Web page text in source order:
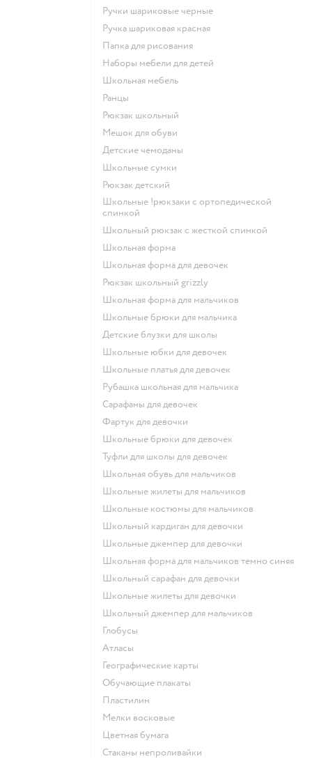
Ручки шариковые черные
Ручка шариковая красная
Папка для рисования
Наборы мебели для детей
Школьная мебель
Ранцы
Рюкзак школьный
Мешок для обуви
Детские чемоданы
Школьные сумки
Рюкзак детский
Школьные !рюкзаки с ортопедической
спинкой
Школьный рюкзак с жесткой спинкой
Школьная форма
Школьная форма для девочек
Рюкзак школьный grizzly
Школьная форма для мальчиков
Школьные брюки для мальчика
Детские блузки для школы
Школьные юбки для девочек
Школьные платья для девочек
Рубашка школьная для мальчика
Сарафаны для девочек
Фартук для девочки
Школьные брюки для девочек
Туфли для школы для девочек
Школьная обувь для мальчиков
Школьные жилеты для мальчиков
Школьные костюмы для мальчиков
Школьный кардиган для девочки
Школьные джемпер для девочки
Школьная форма для мальчиков темно синяя
Школьный сарафан для девочки
Школьные жилеты для девочки
Школьный джемпер для мальчиков
Глобусы
Атласы
Географические карты
Обучающие плакаты
Пластилин
Мелки восковые
Цветная бумага
Стаканы непроливайки